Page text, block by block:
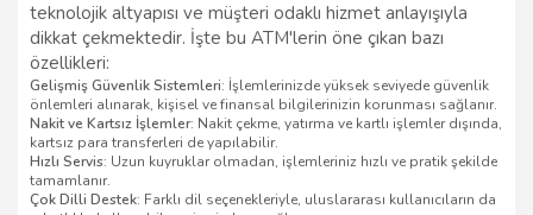
teknolojik altyapısı ve müşteri odaklı hizmet anlayışıyla
dikkat çekmektedir. İşte bu ATM'lerin öne çıkan bazı
özellikleri:
Gelişmiş Güvenlik Sistemleri: İşlemlerinizde yüksek seviyede güvenlik
önlemleri alınarak, kişisel ve finansal bilgilerinizin korunması sağlanır.
Nakit ve Kartsız İşlemler: Nakit çekme, yatırma ve kartlı işlemler dışında,
kartsız para transferleri de yapılabilir.
Hızlı Servis: Uzun kuyruklar olmadan, işlemleriniz hızlı ve pratik şekilde
tamamlanır.
Çok Dilli Destek: Farklı dil seçenekleriyle, uluslararası kullanıcıların da